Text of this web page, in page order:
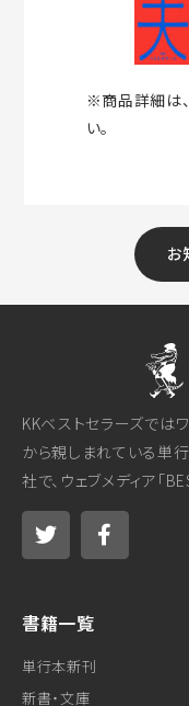
※商品詳細は
い。
お
KKベストセラーズでは
から親しまれている単
社で、ウェブメディア「
書籍一覧
単行本新刊
新書・文庫